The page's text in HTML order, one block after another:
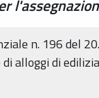
n. 196 del
di alloggi di